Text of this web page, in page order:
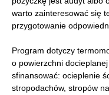
warto zainteresować się
przygotowanie
Program dotyczy
o powierzchni
sfinansować: ocieplenie
stropodachów, stropów